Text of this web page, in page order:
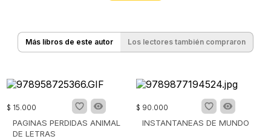
Más libros de este autor Los lectores también compraron
$ 15.000
PAGINAS PERDIDAS ANIMAL
DE LETRAS
$ 90.000
INSTANTANEAS DE MUNDO